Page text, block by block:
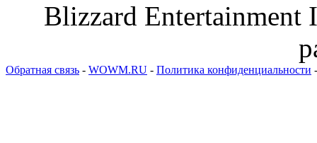
Blizzard Entertainment
Обратная связь - WOWM.RU - Политика конфиденциальности